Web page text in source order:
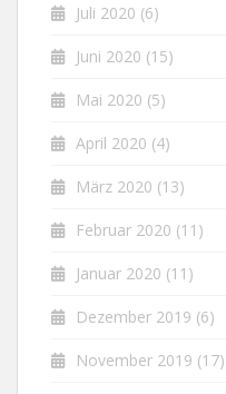
Juli 2020 (6)
Juni 2020 (15)
Mai 2020 (5)
April 2020 (4)
März 2020 (13)
Februar 2020 (11)
Januar 2020 (11)
Dezember 2019 (6)
November 2019 (17)